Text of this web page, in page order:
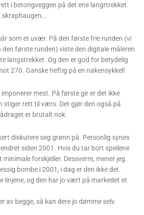
i betongveggen på det ene langrtrekket.
skraphaugen…
som et uvær. På den første frie runden (vi
første runden) viste den digitale måleren
langstrekket. Og den er god for betydelig
270. Ganske heftig på en nakensykkel!
mest. På første gir er det ikke
stiger rett til værs. Det gjør den også på
er brutalt nok.
diskutere seg grønn på. Personlig synes
siden 2001. Hvis du tar bort speilene
forskjeller. Dessverre, mener jeg.
bombe i 2001, i dag er den ikke det.
linjene, og den har jo vært på markedet et
av begge, så kan dere jo dømme selv.